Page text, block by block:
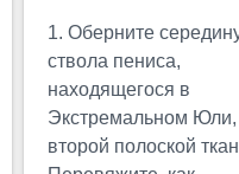
1. Оберните
ствола пениса,
находящегося в
Экстремальном Юли,
второй полоской